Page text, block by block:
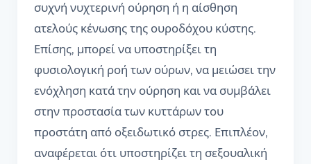
συχνή νυχτερινή ούρηση ή η αίσθηση
ατελούς κένωσης της ουροδόχου κύστης.
Επίσης, μπορεί να υποστηρίξει τη
φυσιολογική ροή των ούρων, να μειώσει την
ενόχληση κατά την ούρηση και να συμβάλει
στην προστασία των κυττάρων του
προστάτη από οξειδωτικό στρες. Επιπλέον,
αναφέρεται ότι υποστηρίζει τη σεξουαλική